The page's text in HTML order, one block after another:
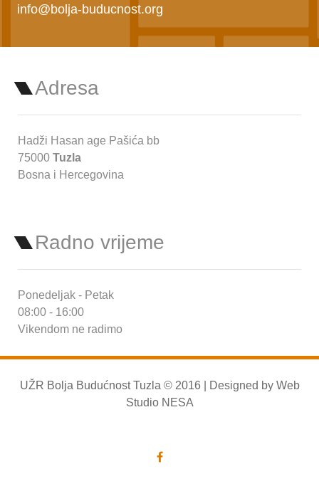
info@bolja-buducnost.org
Adresa
Hadži Hasan age Pašića bb
75000 Tuzla
Bosna i Hercegovina
Radno vrijeme
Ponedeljak - Petak
08:00 - 16:00
Vikendom ne radimo
UŽR Bolja Budućnost Tuzla © 2016 | Designed by Web
Studio NESA